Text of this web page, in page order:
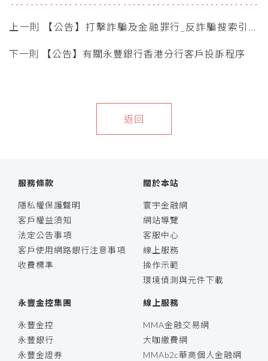
上一則 【公告】打擊詐騙及金融罪行_反詐騙搜索引擎
下一則 【公告】有關永豐銀行香港分行客戶投訴程序
返回
服務條款
隱私權保護聲明
客戶權益須知
法定公告事項
客戶使用網路銀行注意事項
收費標準
關於本站
寰宇金融網
網站導覽
客服中心
線上服務
操作示範
環境偵測與元件下載
永豐金控集團
永豐金控
永豐銀行
永豐金證券
線上服務
MMA金融交易網
大咖繳費網
MMAb2c華商個人金融網